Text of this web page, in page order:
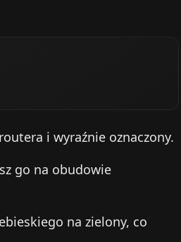
i wyraźnie oznaczony.
go na obudowie
na zielony, co